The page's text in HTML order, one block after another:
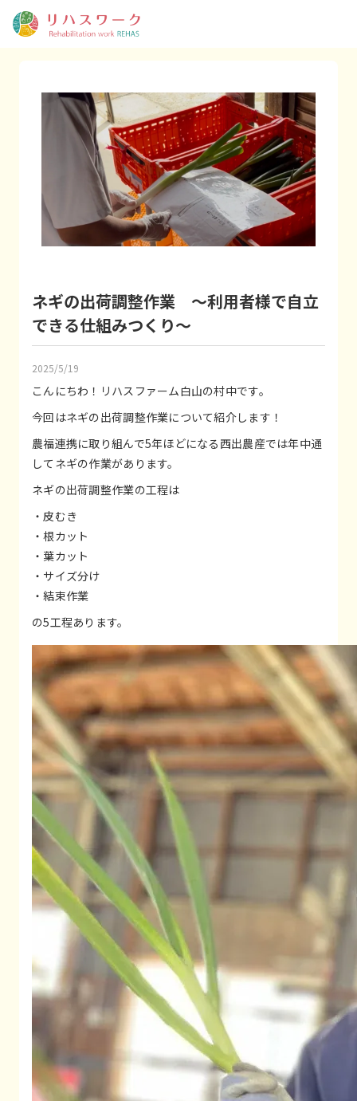
ネギの出荷調整作業 ～利用者様で自立
できる仕組みつくり～
2025/5/19
こんにちわ！リハスファーム白山の村中です。
今回はネギの出荷調整作業について紹介します！
農福連携に取り組んで5年ほどになる西出農産では年中通
してネギの作業があります。
ネギの出荷調整作業の工程は
・皮むき
・根カット
・葉カット
・サイズ分け
・結束作業
の5工程あります。